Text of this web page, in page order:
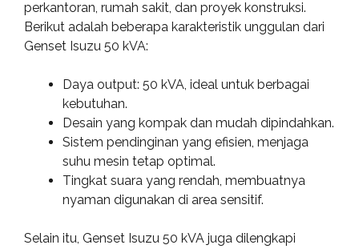
perkantoran, rumah sakit, dan proyek konstruksi.
Berikut adalah beberapa karakteristik unggulan dari
Genset Isuzu 50 kVA:
Daya output: 50 kVA, ideal untuk berbagai
kebutuhan.
Desain yang kompak dan mudah dipindahkan.
Sistem pendinginan yang efisien, menjaga
suhu mesin tetap optimal.
Tingkat suara yang rendah, membuatnya
nyaman digunakan di area sensitif.
Selain itu, Genset Isuzu 50 kVA juga dilengkapi